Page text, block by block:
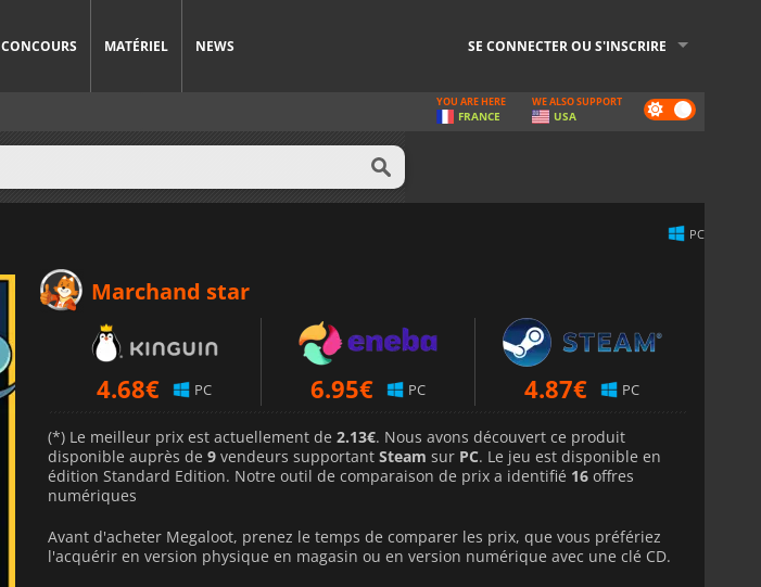
CONCOURS MATÉRIEL NEWS SE CONNECTER OU S'INSCRIRE
Dark
mode
YOU ARE HERE
FRANCE
WE ALSO SUPPORT
USA
PC
Marchand star
4.68€ PC 6.95€ PC 4.87€ PC
(*) Le meilleur prix est actuellement de 2.13€. Nous avons découvert ce produit
disponible auprès de 9 vendeurs supportant Steam sur PC. Le jeu est disponible en
édition Standard Edition. Notre outil de comparaison de prix a identifié 16 offres
numériques
Avant d'acheter Megaloot, prenez le temps de comparer les prix, que vous préfériez
l'acquérir en version physique en magasin ou en version numérique avec une clé CD.